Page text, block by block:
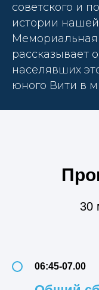
советского и
истории
Мемориальная
рассказывает
населявших
юного Вити в
30
06:45-07.00